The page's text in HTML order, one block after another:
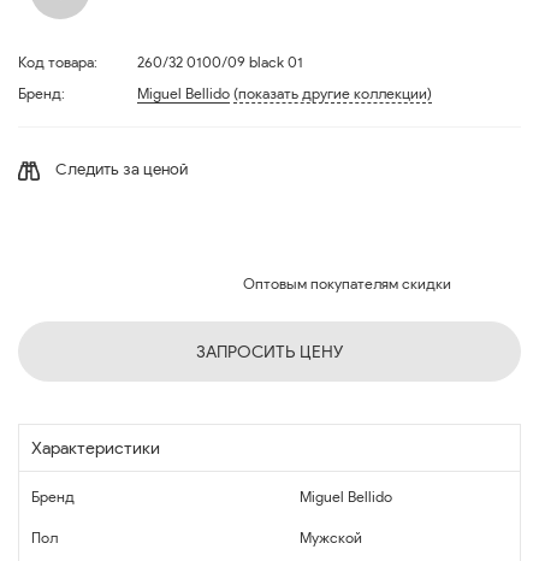
Код товара:
260/32 0100/09 black 01
Бренд:
Miguel Bellido (показать другие коллекции)
Следить за ценой
Оптовым покупателям скидки
ЗАПРОСИТЬ ЦЕНУ
Характеристики
Бренд Miguel Bellido
Пол Мужской